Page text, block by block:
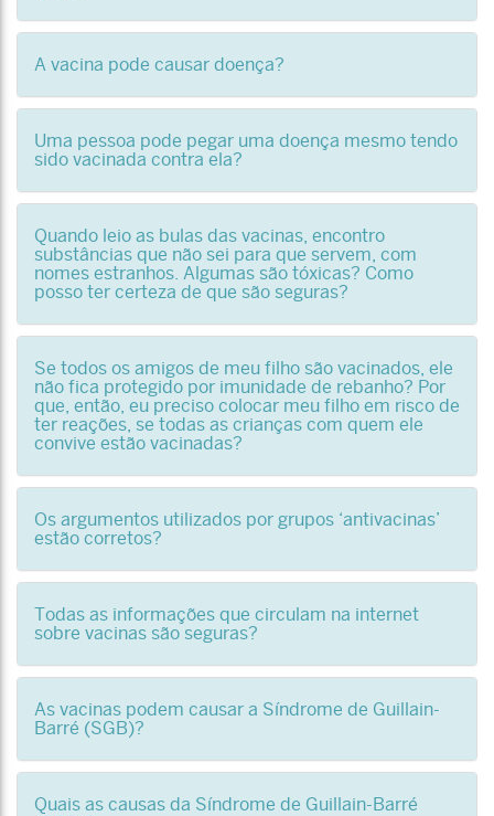
A vacina pode causar doença?
Uma pessoa pode pegar uma doença mesmo tendo
sido vacinada contra ela?
Quando leio as bulas das vacinas, encontro
substâncias que não sei para que servem, com
nomes estranhos. Algumas são tóxicas? Como
posso ter certeza de que são seguras?
Se todos os amigos de meu filho são vacinados, ele
não fica protegido por imunidade de rebanho? Por
que, então, eu preciso colocar meu filho em risco de
ter reações, se todas as crianças com quem ele
convive estão vacinadas?
Os argumentos utilizados por grupos ‘antivacinas’
estão corretos?
Todas as informações que circulam na internet
sobre vacinas são seguras?
As vacinas podem causar a Síndrome de Guillain-
Barré (SGB)?
Quais as causas da Síndrome de Guillain-Barré